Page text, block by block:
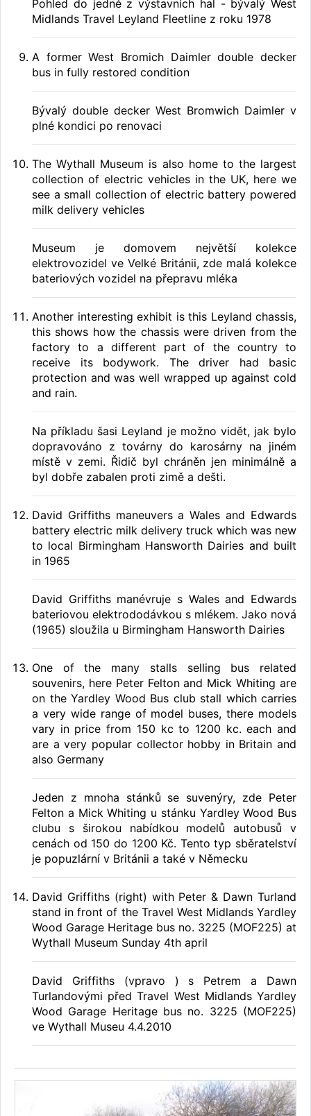
Pohled do jedné z výstavních hal - bývalý West
Midlands Travel Leyland Fleetline z roku 1978
A former West Bromich Daimler double decker
bus in fully restored condition
Bývalý double decker West Bromwich Daimler v
plné kondici po renovaci
The Wythall Museum is also home to the largest
collection of electric vehicles in the UK, here we
see a small collection of electric battery powered
milk delivery vehicles
Museum je domovem největší kolekce
elektrovozidel ve Velké Británii, zde malá kolekce
bateriových vozidel na přepravu mléka
Another interesting exhibit is this Leyland chassis,
this shows how the chassis were driven from the
factory to a different part of the country to
receive its bodywork. The driver had basic
protection and was well wrapped up against cold
and rain.
Na příkladu šasi Leyland je možno vidět, jak bylo
dopravováno z továrny do karosárny na jiném
místě v zemi. Řidič byl chráněn jen minimálně a
byl dobře zabalen proti zimě a dešti.
David Griffiths maneuvers a Wales and Edwards
battery electric milk delivery truck which was new
to local Birmingham Hansworth Dairies and built
in 1965
David Griffiths manévruje s Wales and Edwards
bateriovou elektrododávkou s mlékem. Jako nová
(1965) sloužila u Birmingham Hansworth Dairies
One of the many stalls selling bus related
souvenirs, here Peter Felton and Mick Whiting are
on the Yardley Wood Bus club stall which carries
a very wide range of model buses, there models
vary in price from 150 kc to 1200 kc. each and
are a very popular collector hobby in Britain and
also Germany
Jeden z mnoha stánků se suvenýry, zde Peter
Felton a Mick Whiting u stánku Yardley Wood Bus
clubu s širokou nabídkou modelů autobusů v
cenách od 150 do 1200 Kč. Tento typ sběratelství
je popuzlární v Británii a také v Německu
David Griffiths (right) with Peter & Dawn Turland
stand in front of the Travel West Midlands Yardley
Wood Garage Heritage bus no. 3225 (MOF225) at
Wythall Museum Sunday 4th april
David Griffiths (vpravo ) s Petrem a Dawn
Turlandovými před Travel West Midlands Yardley
Wood Garage Heritage bus no. 3225 (MOF225)
ve Wythall Museu 4.4.2010